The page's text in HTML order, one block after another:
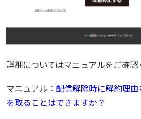
詳細についてはマニュアルをご確認
マニュアル： 配信解除時に解約理
を取ることはできますか？